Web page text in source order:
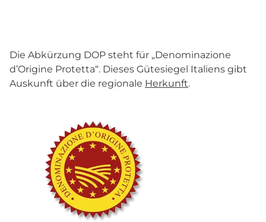
Die Abkürzung DOP steht für „Denominazione
d’Origine Protetta“. Dieses Gütesiegel Italiens gibt
Auskunft über die regionale Herkunft.